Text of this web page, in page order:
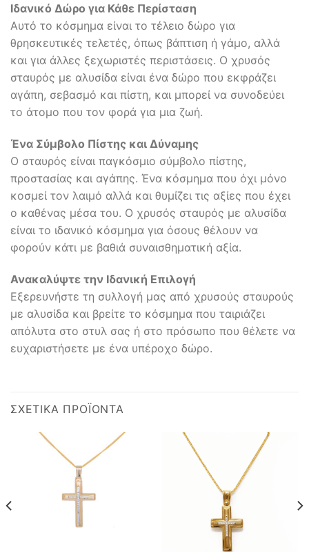
Ιδανικό Δώρο για Κάθε Περίσταση
Αυτό το κόσμημα είναι το τέλειο δώρο για
θρησκευτικές τελετές, όπως βάπτιση ή γάμο, αλλά
και για άλλες ξεχωριστές περιστάσεις. Ο χρυσός
σταυρός με αλυσίδα είναι ένα δώρο που εκφράζει
αγάπη, σεβασμό και πίστη, και μπορεί να συνοδεύει
το άτομο που τον φορά για μια ζωή.
Ένα Σύμβολο Πίστης και Δύναμης
Ο σταυρός είναι παγκόσμιο σύμβολο πίστης,
προστασίας και αγάπης. Ένα κόσμημα που όχι μόνο
κοσμεί τον λαιμό αλλά και θυμίζει τις αξίες που έχει
ο καθένας μέσα του. Ο χρυσός σταυρός με αλυσίδα
είναι το ιδανικό κόσμημα για όσους θέλουν να
φορούν κάτι με βαθιά συναισθηματική αξία.
Ανακαλύψτε την Ιδανική Επιλογή
Εξερευνήστε τη συλλογή μας από χρυσούς σταυρούς
με αλυσίδα και βρείτε το κόσμημα που ταιριάζει
απόλυτα στο στυλ σας ή στο πρόσωπο που θέλετε να
ευχαριστήσετε με ένα υπέροχο δώρο.
ΣΧΕΤΙΚΆ ΠΡΟΪΌΝΤΑ